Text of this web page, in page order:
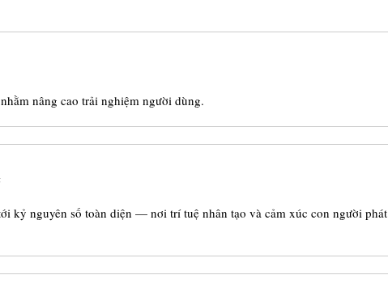
nâng cao trải nghiệm người dùng.
kỷ nguyên số toàn diện — nơi trí tuệ nhân tạo và cảm xúc con người phát